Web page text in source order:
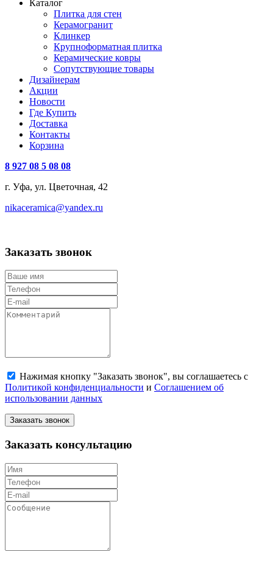
Каталог
Плитка для стен
Керамогранит
Клинкер
Крупноформатная плитка
Керамические ковры
Сопутствующие товары
Дизайнерам
Акции
Новости
Где Купить
Доставка
Контакты
Корзина
8 927 08 5 08 08
г. Уфа, ул. Цветочная, 42
nikaceramica@yandex.ru
Заказать звонок
Нажимая кнопку "Заказать звонок", вы соглашаетесь с
Политикой конфиденциальности и Соглашением об
использовании данных
Заказать звонок
Заказать консультацию